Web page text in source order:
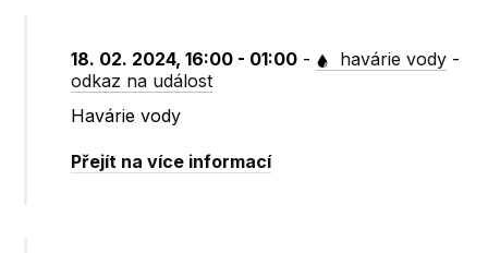
18. 02. 2024, 16:00 - 01:00 - havárie vody -
odkaz na událost
Havárie vody
Přejít na více informací